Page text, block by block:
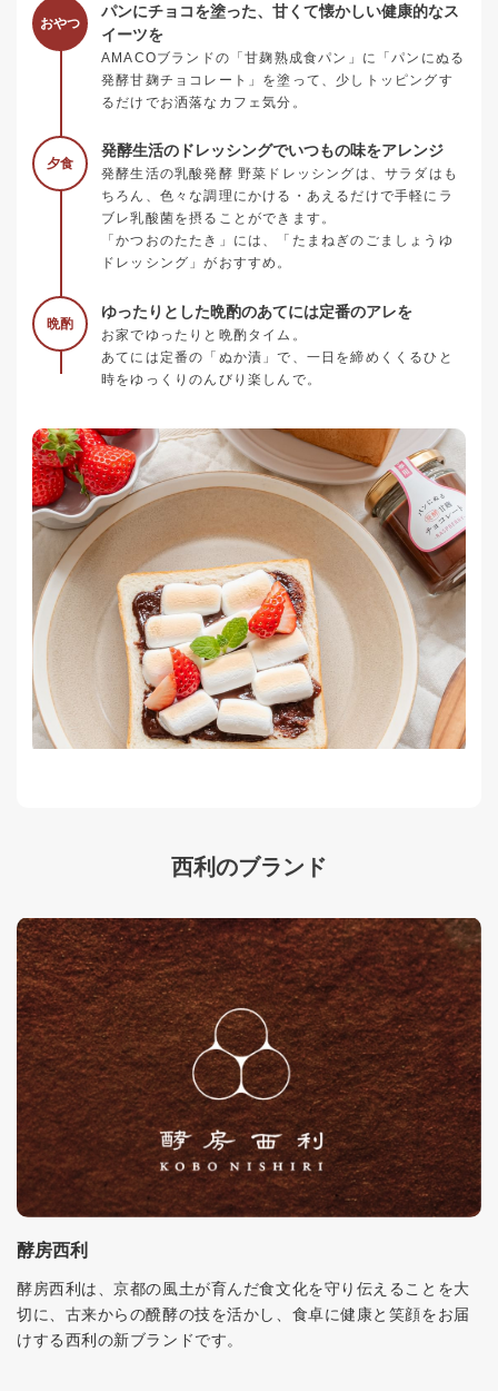
おやつ
パンにチョコを塗った、甘くて懐かしい健康的なス
イーツを
AMACOブランドの「甘麹熟成食パン」に「パンにぬる
発酵甘麹チョコレート」を塗って、少しトッピングす
るだけでお洒落なカフェ気分。
夕食
発酵生活のドレッシングでいつもの味をアレンジ
発酵生活の乳酸発酵 野菜ドレッシングは、サラダはも
ちろん、色々な調理にかける・あえるだけで手軽にラ
ブレ乳酸菌を摂ることができます。
「かつおのたたき」には、「たまねぎのごましょうゆ
ドレッシング」がおすすめ。
晩酌
ゆったりとした晩酌のあてには定番のアレを
お家でゆったりと晩酌タイム。
あてには定番の「ぬか漬」で、一日を締めくくるひと
時をゆっくりのんびり楽しんで。
西利のブランド
酵房西利
酵房西利は、京都の風土が育んだ食文化を守り伝えることを大
切に、古来からの醗酵の技を活かし、食卓に健康と笑顔をお届
けする西利の新ブランドです。